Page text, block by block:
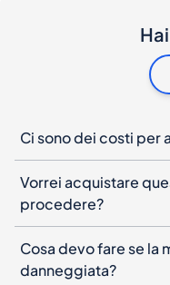
Ci sono dei costi per
Vorrei acquistare
Cosa devo fare se la
danneggiata?
Posso annullare il
Quando devo pagare ?